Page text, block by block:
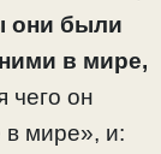
они были
в мире,
чего он
в мире», и: